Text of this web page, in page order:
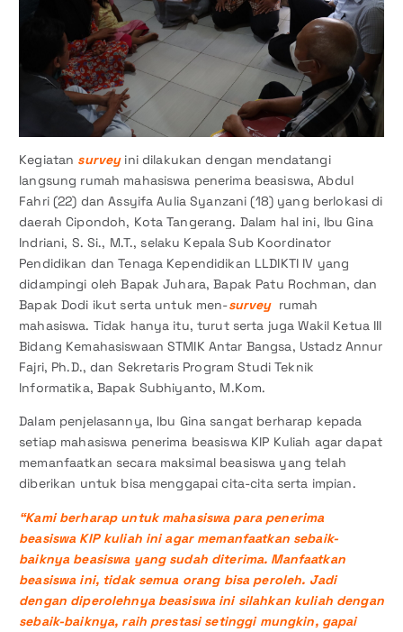
Kegiatan surveyini dilakukan dengan mendatangi
langsung rumah mahasiswa penerima beasiswa, Abdul
Fahri (22) dan Assyifa Aulia Syanzani (18) yang berlokasi di
daerah Cipondoh, Kota Tangerang. Dalam hal ini, Ibu Gina
Indriani, S. Si., M.T., selaku Kepala Sub Koordinator
Pendidikan dan Tenaga Kependidikan LLDIKTI IV yang
didampingi oleh Bapak Juhara, Bapak Patu Rochman, dan
Bapak Dodi ikut serta untuk men-surveyrumah
mahasiswa. Tidak hanya itu, turut serta juga Wakil Ketua III
Bidang Kemahasiswaan STMIK Antar Bangsa, Ustadz Annur
Fajri, Ph.D., dan Sekretaris Program Studi Teknik
Informatika, Bapak Subhiyanto, M.Kom.
Dalam penjelasannya, Ibu Gina sangat berharap kepada
setiap mahasiswa penerima beasiswa KIP Kuliah agar dapat
memanfaatkan secara maksimal beasiswa yang telah
diberikan untuk bisa menggapai cita-cita serta impian.
“Kami berharap untuk mahasiswa para penerima
beasiswa KIP kuliah ini agar memanfaatkan sebaik-
baiknya beasiswa yang sudah diterima. Manfaatkan
beasiswa ini, tidak semua orang bisa peroleh. Jadi
dengan diperolehnya beasiswa ini silahkan kuliah dengan
sebaik-baiknya, raih prestasi setinggi mungkin, gapai